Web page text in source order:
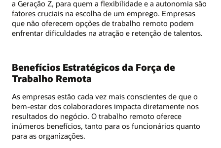
a Geração Z, para quem a flexibilidade e a autonomia são
fatores cruciais na escolha de um emprego. Empresas
que não oferecem opções de trabalho remoto podem
enfrentar dificuldades na atração e retenção de talentos.
Benefícios Estratégicos da Força de
Trabalho Remota
As empresas estão cada vez mais conscientes de que o
bem-estar dos colaboradores impacta diretamente nos
resultados do negócio. O trabalho remoto oferece
inúmeros benefícios, tanto para os funcionários quanto
para as organizações.